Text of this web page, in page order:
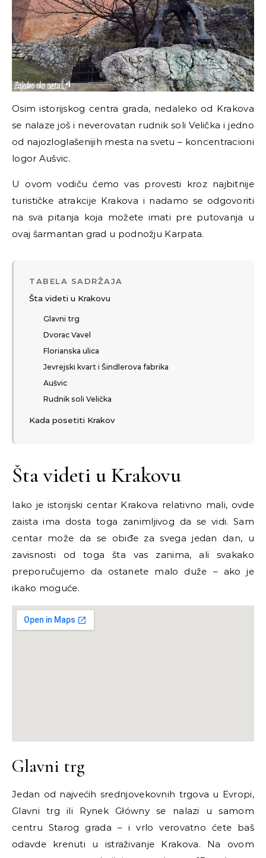
Osim istorijskog centra grada, nedaleko od Krakova
se nalaze još i neverovatan rudnik soli Velička i jedno
od najozloglašenijih mesta na svetu – koncentracioni
logor Aušvic.
U ovom vodiču ćemo vas provesti kroz najbitnije
turističke atrakcije Krakova i nadamo se odgovoriti
na sva pitanja koja možete imati pre putovanja u
ovaj šarmantan grad u podnožju Karpata.
TABELA SADRŽAJA
Šta videti u Krakovu
Glavni trg
Dvorac Vavel
Florianska ulica
Jevrejski kvart i Šindlerova fabrika
Aušvic
Rudnik soli Velička
Kada posetiti Krakov
Šta videti u Krakovu
Iako je istorijski centar Krakova relativno mali, ovde
zaista ima dosta toga zanimljivog da se vidi. Sam
centar može da se obiđe za svega jedan dan, u
zavisnosti od toga šta vas zanima, ali svakako
preporučujemo da ostanete malo duže – ako je
ikako moguće.
Glavni trg
Jedan od najvećih srednjovekovnih trgova u Evropi,
Glavni trg ili Rynek Główny se nalazi u samom
centru Starog grada – i vrlo verovatno ćete baš
odavde krenuti u istraživanje Krakova. Na ovom